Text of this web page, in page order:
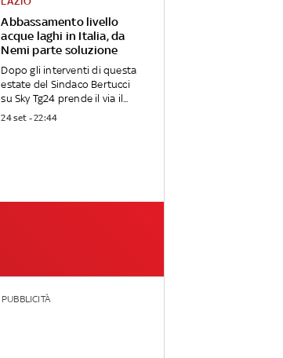
Abbassamento livello
acque laghi in Italia, da
Nemi parte soluzione
Dopo gli interventi di questa
estate del Sindaco Bertucci
su Sky Tg24 prende il via il...
24 set - 22:44
PUBBLICITÀ